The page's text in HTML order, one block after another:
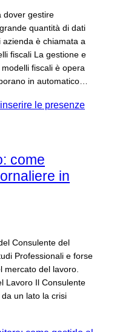
dover gestire
quantità di dati
azienda è chiamata a
fiscali La gestione e
fiscali è opera
in automatico…
come
in
Consulente del
Professionali e forse
mercato del lavoro.
Lavoro Il Consulente
un lato la crisi